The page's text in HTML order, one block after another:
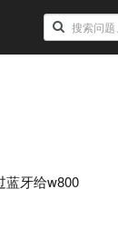
蓝牙给w800